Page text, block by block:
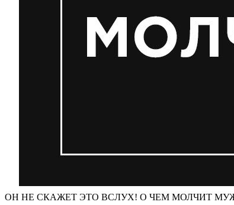
ОН НЕ СКАЖЕТ ЭТО ВСЛУХ! О ЧЕМ МОЛЧИТ